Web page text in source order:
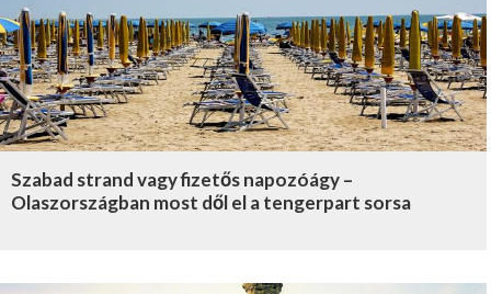
Szabad strand vagy fizetős napozóágy –
Olaszországban most dől el a tengerpart sorsa